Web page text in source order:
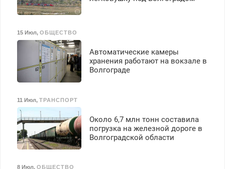
15 Июл, ОБЩЕСТВО
Автоматические камеры
хранения работают на вокзале в
Волгограде
11 Июл, ТРАНСПОРТ
Около 6,7 млн тонн составила
погрузка на железной дороге в
Волгоградской области
8 Июл, ОБЩЕСТВО